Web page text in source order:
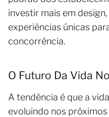
investir mais em
experiências únicas
concorrência.
O Futuro Da Vida
A tendência é que a
evoluindo nos